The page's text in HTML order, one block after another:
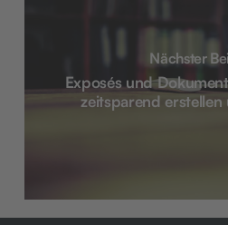
Nächster
Exposés und
zeitsparend